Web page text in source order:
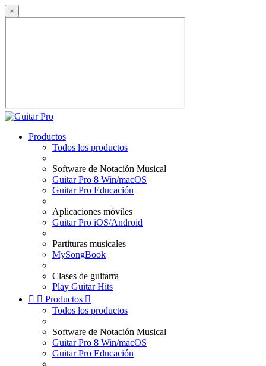
×
Productos
Todos los productos
Software de Notación Musical
Guitar Pro 8 Win/macOS
Guitar Pro Educación
Aplicaciones móviles
Guitar Pro iOS/Android
Partituras musicales
MySongBook
Clases de guitarra
Play Guitar Hits
  Productos 
Todos los productos
Software de Notación Musical
Guitar Pro 8 Win/macOS
Guitar Pro Educación